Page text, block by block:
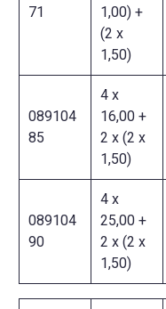
71
1,00) +
(2 x
1,50)
089104
85
4 x
16,00 +
2 x (2 x
1,50)
089104
90
4 x
25,00 +
2 x (2 x
1,50)